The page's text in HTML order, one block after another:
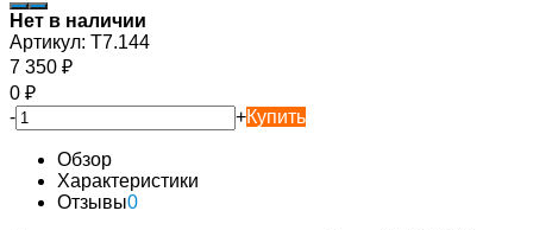
Нет в наличии
Артикул: T7.144
7 350 ₽
0 ₽
-
+Купить
Обзор
Характеристики
Отзывы0